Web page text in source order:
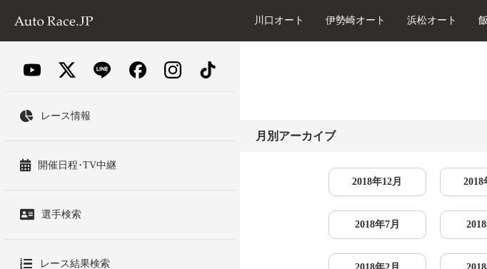
川口オート 伊勢崎オート 浜松オート
レース情報
開催日程･TV中継
選手検索
レース結果検索
月別アーカイブ
2018年12月 2018
2018年7月